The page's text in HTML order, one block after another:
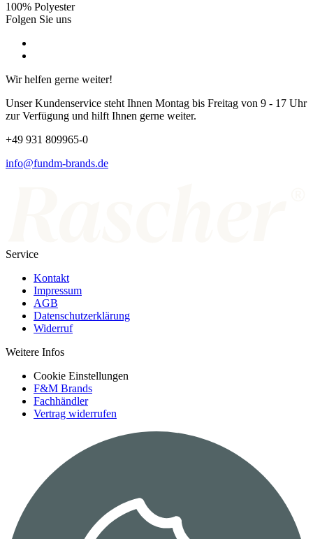
100% Polyester
Folgen Sie uns
Wir helfen gerne weiter!
Unser Kundenservice steht Ihnen Montag bis Freitag von 9 - 17 Uhr
zur Verfügung und hilft Ihnen gerne weiter.
+49 931 809965-0
info@fundm-brands.de
Service
Kontakt
Impressum
AGB
Datenschutzerklärung
Widerruf
Weitere Infos
Cookie Einstellungen
F&M Brands
Fachhändler
Vertrag widerrufen